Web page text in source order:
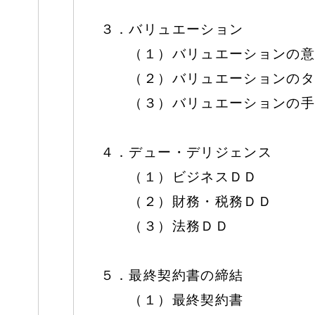
３．バリュエーション
（１）バリュエーションの意
（２）バリュエーションのタ
（３）バリュエーションの
４．デュー・デリジェンス
（１）ビジネスＤＤ
（２）財務・税務ＤＤ
（３）法務ＤＤ
５．最終契約書の締結
（１）最終契約書